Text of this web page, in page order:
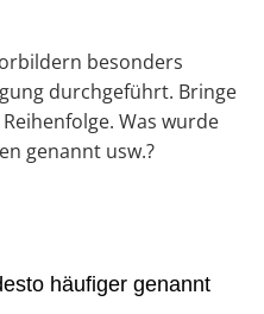
besonders
durchgeführt. Bringe
Was wurde
genannt usw.?